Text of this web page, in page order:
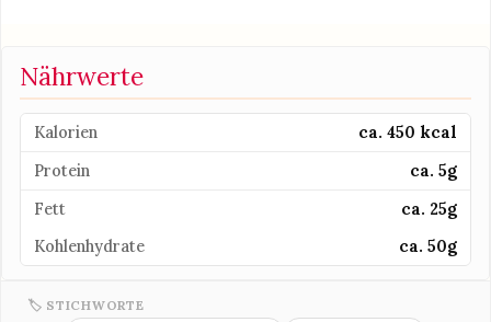
Nährwerte
Kalorien
ca. 450 kcal
Protein
ca. 5g
Fett
ca. 25g
Kohlenhydrate
ca. 50g
🏷 STICHWORTE